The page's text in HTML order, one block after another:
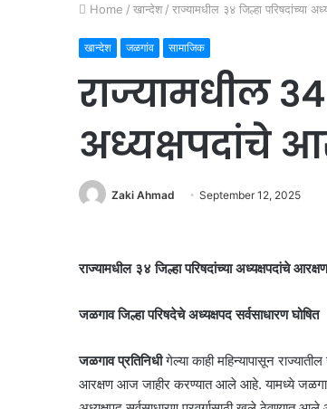
Home / खान्देश / राज्यामधील ३४ जिल्हा परिषदांच्या
खान्देश जळगांव सामाजिक
राज्यामधील ३४
अध्यक्षपदांचे
Zaki Ahmad September 12, 2025
राज्यामधील ३४ जिल्हा परिषदांच्या अध्यक्षपदांचे
जळगाव जिल्हा परिषदेचे अध्यक्षपद सर्वसाधारण घोषित
जळगाव प्रतिनिधीगेल्या काही महिन्यापासून
आरक्षण आज जाहीर करण्यात आले आहे. यामध्ये जळगाव